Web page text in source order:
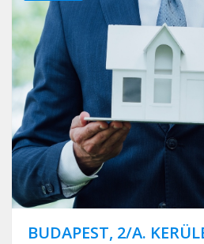
BUDAPEST, 2/A.